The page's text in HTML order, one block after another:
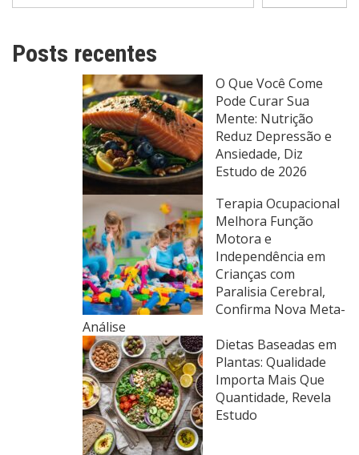
Posts recentes
O Que Você Come
Pode Curar Sua
Mente: Nutrição
Reduz Depressão e
Ansiedade, Diz
Estudo de 2026
Terapia Ocupacional
Melhora Função
Motora e
Independência em
Crianças com
Paralisia Cerebral,
Confirma Nova Meta-
Análise
Dietas Baseadas em
Plantas: Qualidade
Importa Mais Que
Quantidade, Revela
Estudo